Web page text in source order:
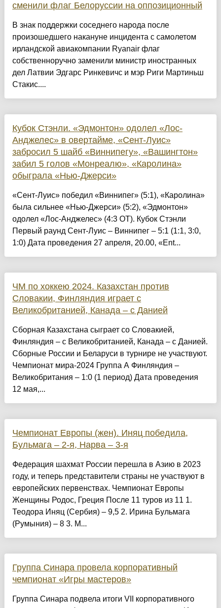
сменили флаг Белоруссии на оппозиционный
В знак поддержки соседнего народа после
произошедшего накануне инцидента с самолетом
ирландской авиакомпании Ryanair флаг
собственноручно заменили министр иностранных
дел Латвии Эдгарс Ринкевичс и мэр Риги Мартиньш
Стакис....
Кубок Стэнли. «Эдмонтон» одолел «Лос-
Анджелес» в овертайме, «Сент-Луис»
забросил 5 шайб «Виннипегу», «Вашингтон»
забил 5 голов «Монреалю», «Каролина»
обыграла «Нью-Джерси»
«Сент-Луис» победил «Виннипег» (5:1), «Каролина»
была сильнее «Нью-Джерси» (5:2), «Эдмонтон»
одолел «Лос-Анджелес» (4:3 ОТ). Кубок Стэнли
Первый раунд Сент-Луис – Виннипег – 5:1 (1:1, 3:0,
1:0) Дата проведения 27 апреля, 20.00, «Ent...
ЧМ по хоккею 2024. Казахстан против
Словакии, Финляндия играет с
Великобританией, Канада – с Данией
Сборная Казахстана сыграет со Словакией,
Финляндия – с Великобританией, Канада – с Данией.
Сборные России и Беларуси в турнире не участвуют.
Чемпионат мира-2024 Группа А Финляндия –
Великобритания – 1:0 (1 период) Дата проведения
12 мая,...
Чемпионат Европы (жен). Иняц победила,
Бульмага – 2-я, Нарва – 3-я
Федерация шахмат России перешла в Азию в 2023
году, и теперь представители страны не участвуют в
европейских первенствах. Чемпионат Европы
Женщины Родос, Греция После 11 туров из 11 1.
Теодора Иняц (Сербия) – 9,5 2. Ирина Бульмага
(Румыния) – 8 3. М...
Группа Синара провела корпоративный
чемпионат «Игры мастеров»
Группа Синара подвела итоги VII корпоративного